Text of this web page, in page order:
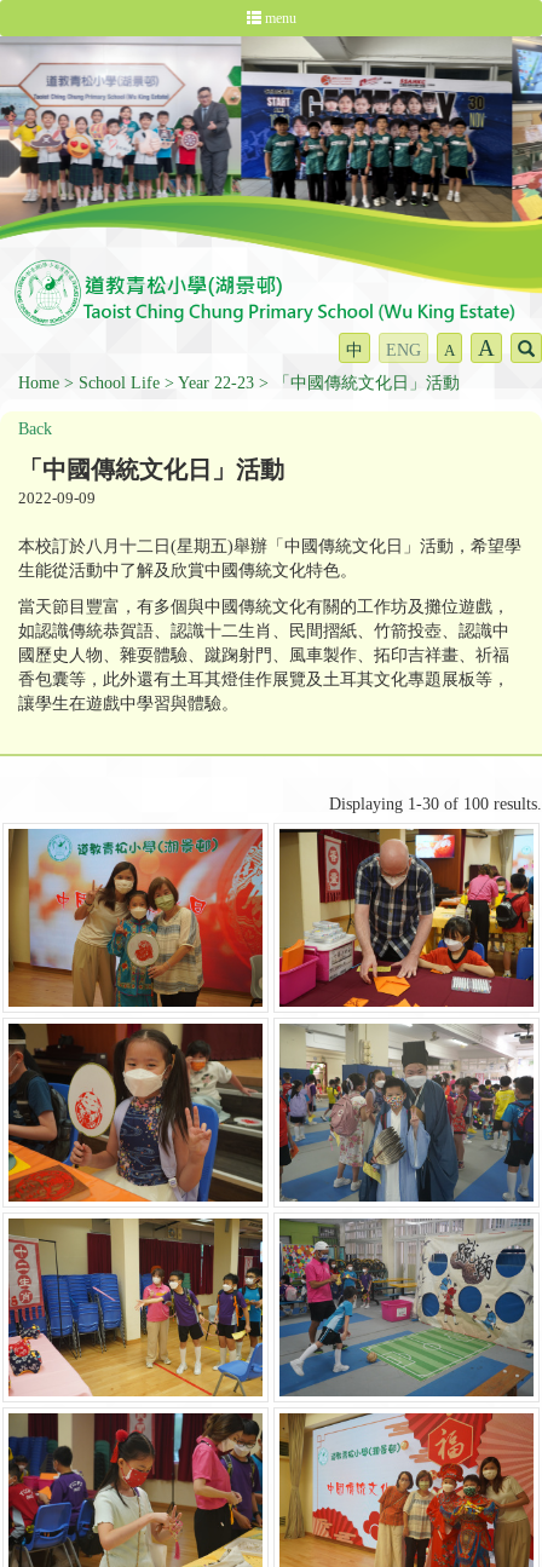
menu
中 ENG A A
Home School Life Year 22-23 「中國傳統文化日」活動
Back
「中國傳統文化日」活動
2022-09-09
本校訂於八月十二日(星期五)舉辦「中國傳統文化日」活動，希望學
生能從活動中了解及欣賞中國傳統文化特色。
當天節目豐富，有多個與中國傳統文化有關的工作坊及攤位遊戲，
如認識傳統恭賀語、認識十二生肖、民間摺紙、竹箭投壺、認識中
國歷史人物、雜耍體驗、蹴踘射門、風車製作、拓印吉祥畫、祈福
香包囊等，此外還有土耳其燈佳作展覽及土耳其文化專題展板等，
讓學生在遊戲中學習與體驗。
Displaying 1-30 of 100 results.